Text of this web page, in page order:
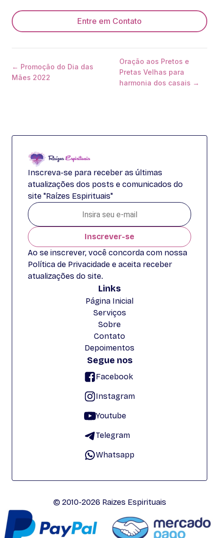
Entre em Contato
← Promoção do Dia das
Mães 2022
Oração aos Pretos e
Pretas Velhas para
harmonia dos casais →
Inscreva-se para receber as últimas
atualizações dos posts e comunicados do
site "Raízes Espirituais"
Inscrever-se
Ao se inscrever, você concorda com nossa
Política de Privacidade e aceita receber
atualizações do site.
Links
Página Inicial
Serviços
Sobre
Contato
Depoimentos
Segue nos
Facebook
Instagram
Youtube
Telegram
Whatsapp
© 2010-2026 Raizes Espirituais